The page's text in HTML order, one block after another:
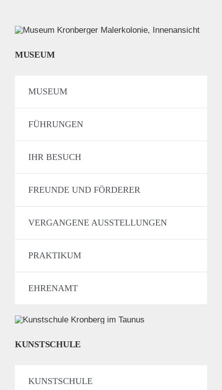
MUSEUM
MUSEUM
FÜHRUNGEN
IHR BESUCH
FREUNDE UND FÖRDERER
VERGANGENE AUSSTELLUNGEN
PRAKTIKUM
EHRENAMT
KUNSTSCHULE
KUNSTSCHULE